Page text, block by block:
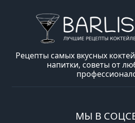
Рецепты самых вкусных
напитки, советы от
МЫ В